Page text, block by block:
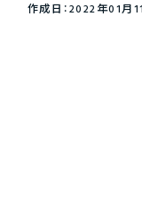
作成日：2022年01月